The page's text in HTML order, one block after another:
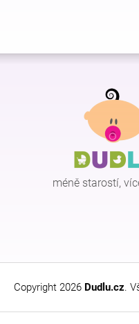
Z
méně starostí,
Copyright 2026 Dudlu.cz.